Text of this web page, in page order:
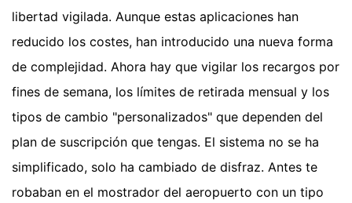
libertad vigilada. Aunque estas aplicaciones han
reducido los costes, han introducido una nueva forma
de complejidad. Ahora hay que vigilar los recargos por
fines de semana, los límites de retirada mensual y los
tipos de cambio "personalizados" que dependen del
plan de suscripción que tengas. El sistema no se ha
simplificado, solo ha cambiado de disfraz. Antes te
robaban en el mostrador del aeropuerto con un tipo